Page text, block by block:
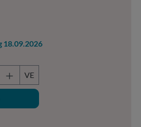
18.09.2026
den gewünschten Wert
VE